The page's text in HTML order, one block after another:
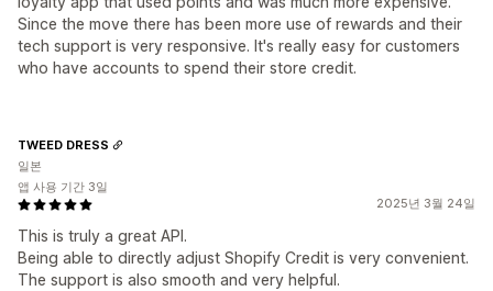
Since the move there has been more use of rewards and their
tech support is very responsive. It's really easy for customers
who have accounts to spend their store credit.
2025년 3월 24일
This is truly a great API.
Being able to directly adjust Shopify Credit is very convenient.
The support is also smooth and very helpful.
TWEED DRESS
일본
앱 사용 기간 3일